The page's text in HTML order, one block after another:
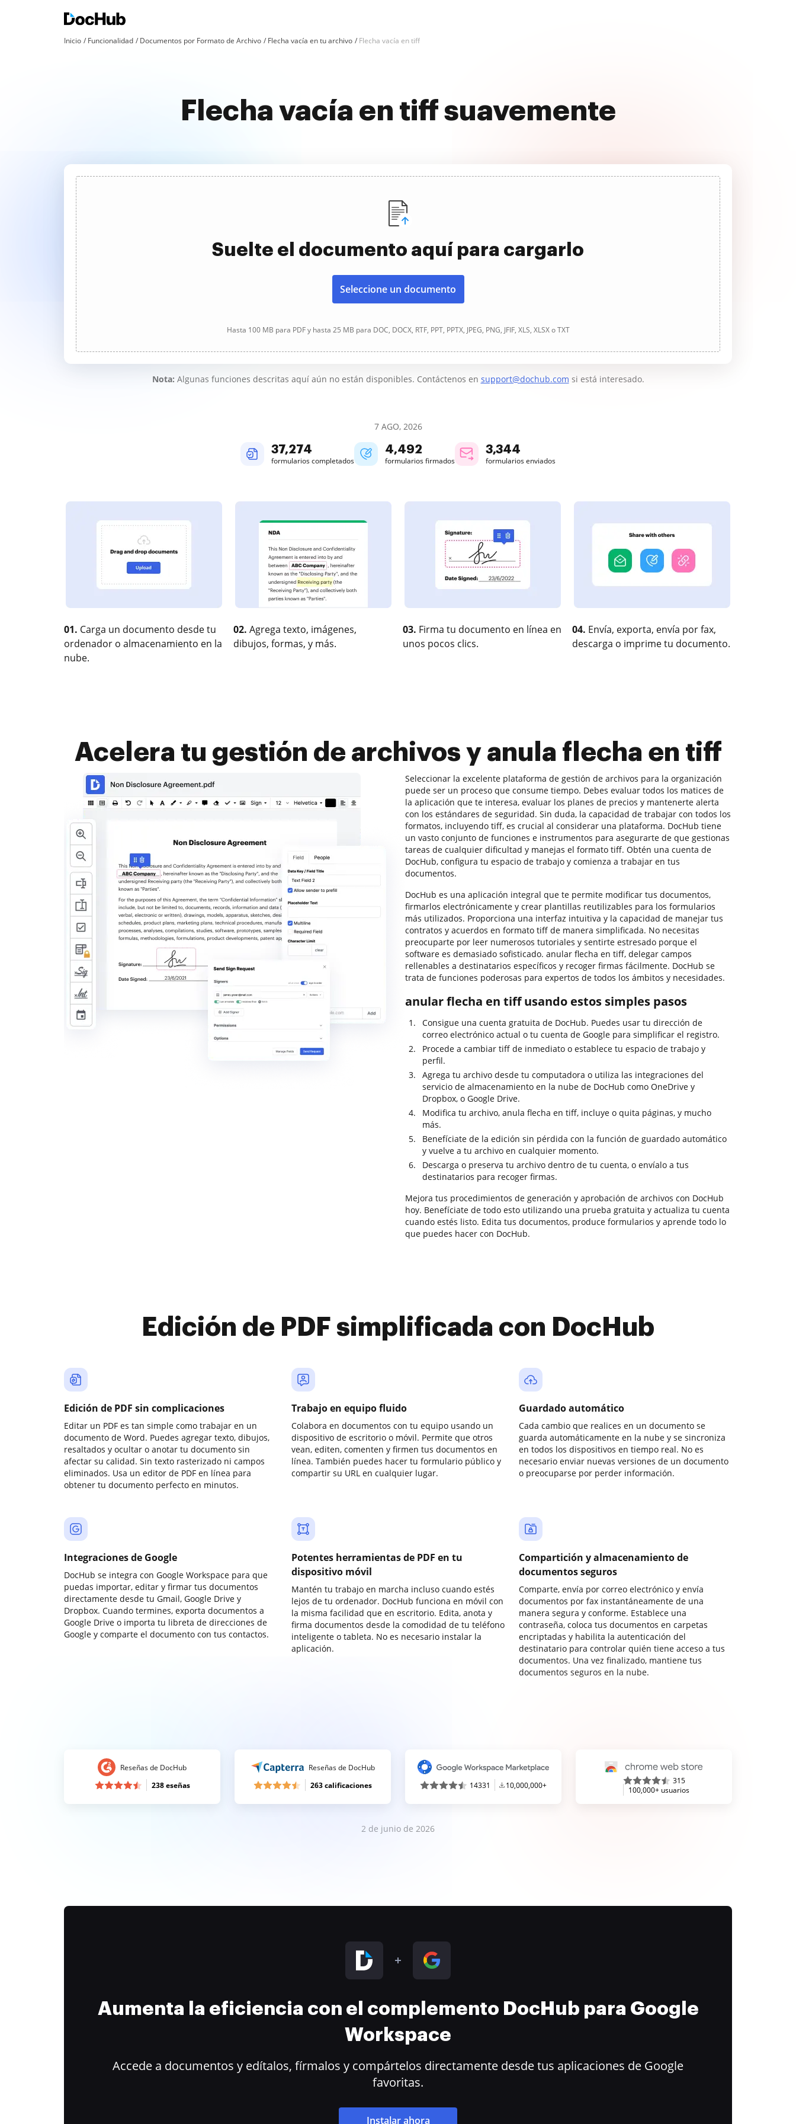
Inicio Funcionalidad Documentos por Formato de Archivo Flecha vacía en tu archivo Flecha vacía en tiff
Flecha vacía en tiff suavemente
Suelte el documento aquí para cargarlo
Seleccione un documento
Hasta 100 MB para PDF y hasta 25 MB para DOC, DOCX, RTF, PPT, PPTX, JPEG, PNG, JFIF, XLS, XLSX o TXT
Nota: Algunas funciones descritas aquí aún no están disponibles. Contáctenos en support@dochub.com si está interesado.
7 AGO, 2026
37,274
formularios completados
4,492
formularios firmados
3,344
formularios enviados
01. Carga un documento desde tu
ordenador o almacenamiento en la
nube.
02. Agrega texto, imágenes,
dibujos, formas, y más.
03. Firma tu documento en línea en
unos pocos clics.
04. Envía, exporta, envía por fax,
descarga o imprime tu documento.
Acelera tu gestión de archivos y anula flecha en tiff
Seleccionar la excelente plataforma de gestión de archivos para la organización
puede ser un proceso que consume tiempo. Debes evaluar todos los matices de
la aplicación que te interesa, evaluar los planes de precios y mantenerte alerta
con los estándares de seguridad. Sin duda, la capacidad de trabajar con todos los
formatos, incluyendo tiff, es crucial al considerar una plataforma. DocHub tiene
un vasto conjunto de funciones e instrumentos para asegurarte de que gestionas
tareas de cualquier dificultad y manejas el formato tiff. Obtén una cuenta de
DocHub, configura tu espacio de trabajo y comienza a trabajar en tus
documentos.
DocHub es una aplicación integral que te permite modificar tus documentos,
firmarlos electrónicamente y crear plantillas reutilizables para los formularios
más utilizados. Proporciona una interfaz intuitiva y la capacidad de manejar tus
contratos y acuerdos en formato tiff de manera simplificada. No necesitas
preocuparte por leer numerosos tutoriales y sentirte estresado porque el
software es demasiado sofisticado. anular flecha en tiff, delegar campos
rellenables a destinatarios específicos y recoger firmas fácilmente. DocHub se
trata de funciones poderosas para expertos de todos los ámbitos y necesidades.
anular flecha en tiff usando estos simples pasos
Consigue una cuenta gratuita de DocHub. Puedes usar tu dirección de
correo electrónico actual o tu cuenta de Google para simplificar el registro.
Procede a cambiar tiff de inmediato o establece tu espacio de trabajo y
perfil.
Agrega tu archivo desde tu computadora o utiliza las integraciones del
servicio de almacenamiento en la nube de DocHub como OneDrive y
Dropbox, o Google Drive.
Modifica tu archivo, anula flecha en tiff, incluye o quita páginas, y mucho
más.
Benefíciate de la edición sin pérdida con la función de guardado automático
y vuelve a tu archivo en cualquier momento.
Descarga o preserva tu archivo dentro de tu cuenta, o envíalo a tus
destinatarios para recoger firmas.
Mejora tus procedimientos de generación y aprobación de archivos con DocHub
hoy. Benefíciate de todo esto utilizando una prueba gratuita y actualiza tu cuenta
cuando estés listo. Edita tus documentos, produce formularios y aprende todo lo
que puedes hacer con DocHub.
Edición de PDF simplificada con DocHub
Edición de PDF sin complicaciones
Editar un PDF es tan simple como trabajar en un
documento de Word. Puedes agregar texto, dibujos,
resaltados y ocultar o anotar tu documento sin
afectar su calidad. Sin texto rasterizado ni campos
eliminados. Usa un editor de PDF en línea para
obtener tu documento perfecto en minutos.
Trabajo en equipo fluido
Colabora en documentos con tu equipo usando un
dispositivo de escritorio o móvil. Permite que otros
vean, editen, comenten y firmen tus documentos en
línea. También puedes hacer tu formulario público y
compartir su URL en cualquier lugar.
Guardado automático
Cada cambio que realices en un documento se
guarda automáticamente en la nube y se sincroniza
en todos los dispositivos en tiempo real. No es
necesario enviar nuevas versiones de un documento
o preocuparse por perder información.
Integraciones de Google
DocHub se integra con Google Workspace para que
puedas importar, editar y firmar tus documentos
directamente desde tu Gmail, Google Drive y
Dropbox. Cuando termines, exporta documentos a
Google Drive o importa tu libreta de direcciones de
Google y comparte el documento con tus contactos.
Potentes herramientas de PDF en tu
dispositivo móvil
Mantén tu trabajo en marcha incluso cuando estés
lejos de tu ordenador. DocHub funciona en móvil con
la misma facilidad que en escritorio. Edita, anota y
firma documentos desde la comodidad de tu teléfono
inteligente o tableta. No es necesario instalar la
aplicación.
Compartición y almacenamiento de
documentos seguros
Comparte, envía por correo electrónico y envía
documentos por fax instantáneamente de una
manera segura y conforme. Establece una
contraseña, coloca tus documentos en carpetas
encriptadas y habilita la autenticación del
destinatario para controlar quién tiene acceso a tus
documentos. Una vez finalizado, mantiene tus
documentos seguros en la nube.
Reseñas de DocHub
238 eseñas
Reseñas de DocHub
263 calificaciones
14331 10,000,000+
315
100,000+ usuarios
2 de junio de 2026
Aumenta la eficiencia con el complemento DocHub para Google
Workspace
Accede a documentos y edítalos, fírmalos y compártelos directamente desde tus aplicaciones de Google
favoritas.
Instalar ahora